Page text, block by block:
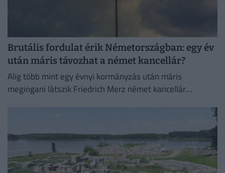
Brutális fordulat érik Németországban: egy év
után máris távozhat a német kancellár?
Alig több mint egy évnyi kormányzás után máris
megingani látszik Friedrich Merz német kancellár